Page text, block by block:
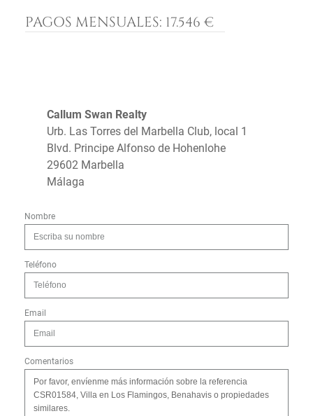
PAGOS MENSUALES: 17.546 €
Callum Swan Realty
Urb. Las Torres del Marbella Club, local 1
Blvd. Principe Alfonso de Hohenlohe
29602 Marbella
Málaga
Nombre
Teléfono
Email
Comentarios